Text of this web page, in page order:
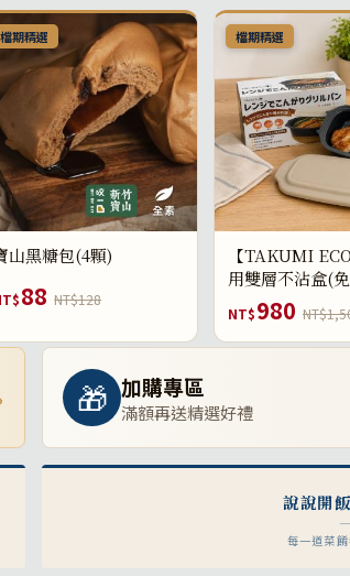
檔期精選
山黑糖包(4顆)
88 NT$128
檔期精選
【TAKUMI
用雙層不沾盒(
NT$980
🎁 加購專區
滿額再送精選好禮
說說開
每一道菜